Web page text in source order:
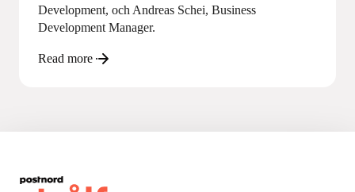
Development, och Andreas Schei, Business
Development Manager.
Read more